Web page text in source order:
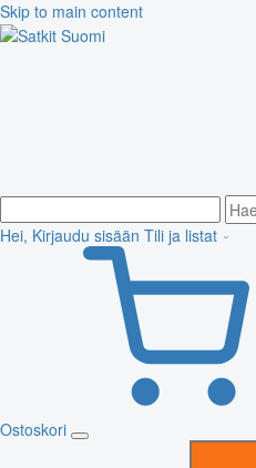
Skip to main content
Hei, Kirjaudu sisään Tili ja listat
Ostoskori